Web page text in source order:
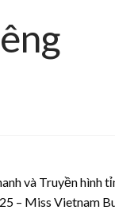
và Truyền hình
– Miss Vietnam